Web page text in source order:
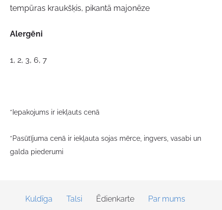
tempūras kraukšķis, pikantā majonēze
Alergēni
1, 2, 3, 6, 7
*Iepakojums ir iekļauts cenā
*Pasūtījuma cenā ir iekļauta sojas mērce, ingvers, vasabi un
galda piederumi
Kuldīga Talsi Ēdienkarte Par mums